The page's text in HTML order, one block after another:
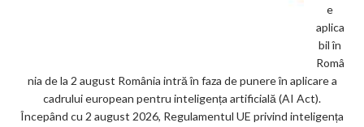
e
aplica
bil în
Româ
nia de la 2 august România intră în faza de punere în aplicare a
cadrului european pentru inteligența artificială (AI Act).
Începând cu 2 august 2026, Regulamentul UE privind inteligența